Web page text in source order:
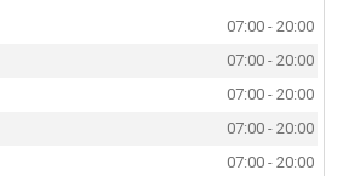
07:00 - 20:00
07:00 - 20:00
07:00 - 20:00
07:00 - 20:00
07:00 - 20:00